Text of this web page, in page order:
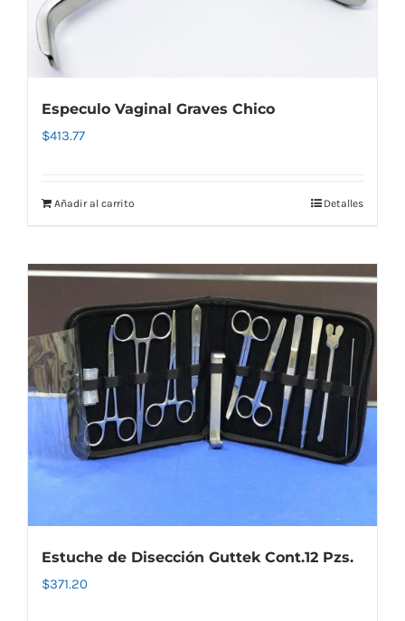
Especulo Vaginal Graves Chico
$413.77
Añadir al carrito Detalles
Estuche de Disección Guttek Cont.12 Pzs.
$371.20